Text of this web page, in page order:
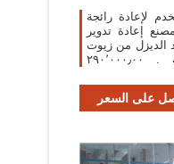
لإعادة رائجة
إعادة تدوير
الديزل من زيوت
معدنية . ٢٩٠٬٠٠٠٫٠٠ us$-٤١٠٬٠٠٠٫٠٠ us$ /
على السعر